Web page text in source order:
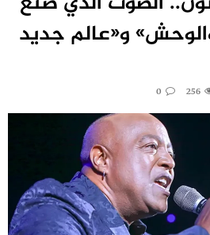
و«عالم جديد
256
0